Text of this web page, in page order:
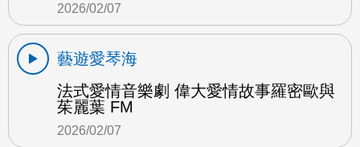
2026/02/07
藝遊愛琴海
法式愛情音樂劇 偉大愛情故事羅密歐與
茱麗葉 FM
2026/02/07